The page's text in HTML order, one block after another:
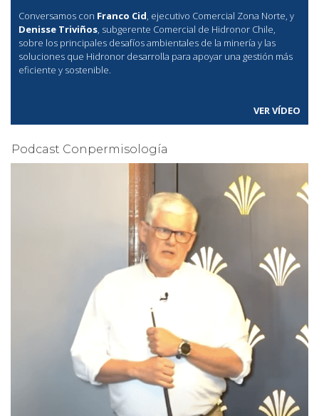
Conversamos con Franco Cid, ejecutivo Comercial Zona Norte, y
Denisse Triviños, subgerente Comercial de Hidronor Chile,
sobre los principales desafíos ambientales de la minería y las
soluciones que Hidronor desarrolla para apoyar una gestión más
eficiente y sostenible.
VER VÍDEO
Podcast Conpermisología